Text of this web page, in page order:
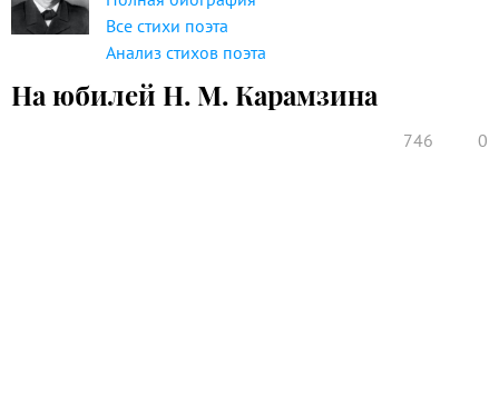
Все стихи поэта
Анализ стихов поэта
На юбилей Н. М. Карамзина
746 0